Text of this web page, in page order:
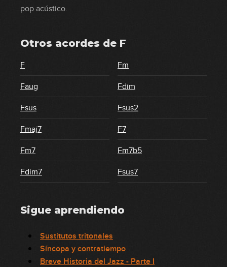
pop acústico.
Otros acordes de F
F Fm
Faug Fdim
Fsus Fsus2
Fmaj7 F7
Fm7 Fm7b5
Fdim7 Fsus7
Sigue aprendiendo
Sustitutos tritonales
Síncopa y contratiempo
Breve Historia del Jazz - Parte I